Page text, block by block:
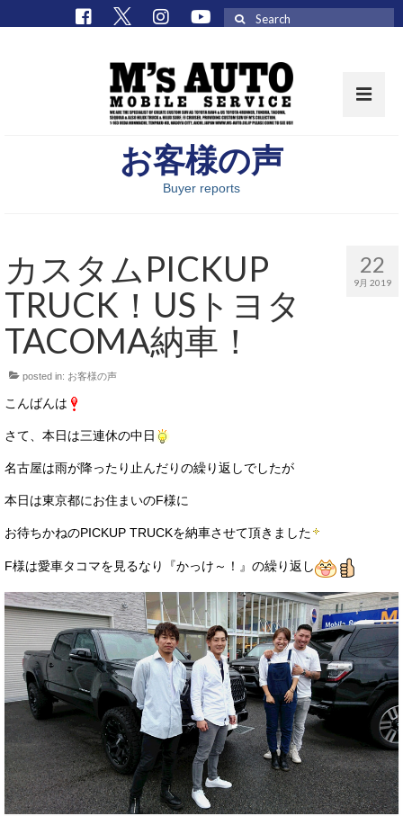
取扱車種一覧
M’sCollectionパーツ一覧
エムズオート
M’sCollection
エムズオートとは
店舗情報
店舗情報
会社概要
トップメッセージ
スタッフ紹介
ブログ
イベント
ニュース
スタッフブログ
お客様の声
Buyer reports
22
9月 2019
カスタムPICKUP
TRUCK！USトヨタ
TACOMA納車！
posted in: お客様の声
こんばんは
さて、本日は三連休の中日
名古屋は雨が降ったり止んだりの繰り返しでしたが
本日は東京都にお住まいのF様に
お待ちかねのPICKUP TRUCKを納車させて頂きました
F様は愛車タコマを見るなり『かっけ～！』の繰り返し